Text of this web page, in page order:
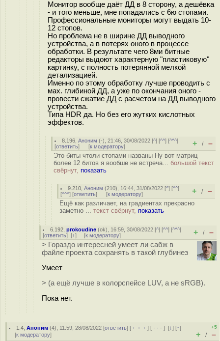
Монитор вообще даёт ДД в 8 сторону, а дешёвка
- и того меньше, мне попадались с 6ю стопами.
Профессиональные мониторы могут выдать 10-
12 стопов.
Но проблема не в ширине ДД выводного
устройства, а в потерях оного в процессе
обработки. В результате чего 8ми битные
редакторы выдоют характерную "пластиковую"
картинку, с полность потерянной мелкой
детализацией.
Именно по этому обработку лучше проводить с
мах. глибиной ДД, а уже по окончания оного -
провести сжатие ДД с расчетом на ДД выводного
устройства.
Типа HDR да. Но без его жутких кислотных
эффектов.
8.196 ,Аноним (-), 21:46, 30/08/2022 [^] [^^] [^^^]
[ответить] [к модератору] + / –
Это биты чтоли стопами названы Ну вот матриц
более 12 битов я вообше не встреча... большой текст
свёрнут, показать
9.210 ,Аноним (210), 16:44, 31/08/2022 [^] [^^]
[^^^] [ответить] [к модератору] + / –
Ещё как различает, на градиентах прекрасно
заметно ... текст свёрнут, показать
6.192 ,prokoudine (ok), 16:59, 30/08/2022 [^] [^^] [^^^]
[ответить] [↑] [к модератору] + / –
> Гораздо интересней умеет ли сабж в
файле проекта сохранять в такой глубинеэ
Умеет
> (а ещё лучше в колорспейсе LUV, а не sRGB).
Пока нет.
1.4 ,Аноним (4), 11:59, 28/08/2022 [ответить] [ ﹢﹢﹢] [ · · ·][↓] [↑]
[к модератору]
+5
+ / –